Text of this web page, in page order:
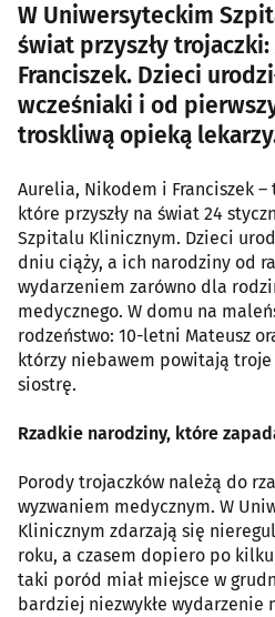
W Uniwersyteckim
świat przyszły
Franciszek. Dzieci
wcześniaki i od
troskliwą opieką
Aurelia, Nikodem i Franciszek
które przyszły na świat 24
Szpitalu Klinicznym. Dzieci
dniu ciąży, a ich narodziny od
wydarzeniem zarówno dla
medycznego. W domu na
rodzeństwo: 10-letni Mateusz
którzy niebawem powitają troje
siostrę.
Rzadkie narodziny, które
Porody trojaczków należą do
wyzwaniem medycznym. W
Klinicznym zdarzają się
roku, a czasem dopiero po
taki poród miał miejsce w
bardziej niezwykłe wydarzenie